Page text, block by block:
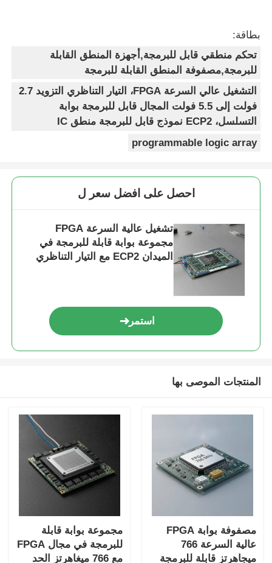
بطاقة:
تحكم منطقي قابل للبرمجة,أجهزة المنطق القابلة
للبرمجة,مصفوفة المنطق القابلة للبرمجة
التشغيل عالي السرعة FPGA، التيار التناظري التزويد 2.7
فولت إلى 5.5 فولت المجال قابل للبرمجة بوابة
التسلسل، ECP2 نموذج قابل للبرمجة منطق IC
programmable logic array
احصل على افضل سعر ل
تشغيل عالية السرعة FPGA
مجموعة بوابة قابلة للبرمجة في
الميدان ECP2 مع التيار التناظري
استمر
المنتجات الموصى بها
مصفوفة بوابة FPGA
عالية السرعة 766
ميجاهرتز قابلة للبرمجة
مجموعة بوابة قابلة
للبرمجة في مجال FPGA
مع 766 ميغاهرتز الحد